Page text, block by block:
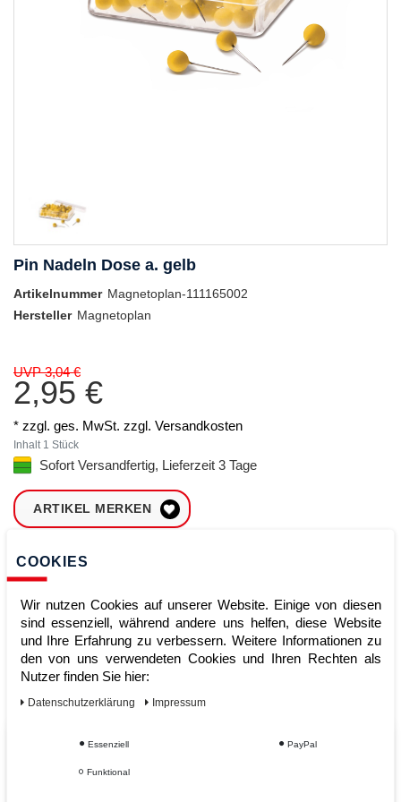
Pin Nadeln Dose a. gelb
Artikelnummer Magnetoplan-111165002
Hersteller Magnetoplan
UVP 3,04 €
2,95 €
* zzgl. ges. MwSt. zzgl. Versandkosten
Inhalt 1 Stück
Sofort Versandfertig, Lieferzeit 3 Tage
ARTIKEL MERKEN
ZUM WARENKORB
HINZUFÜGEN
Sofort lieferbar
Kauf auf Rechnung
Vom Profi für Profis - Ihre Vorteile
COOKIES
Wir nutzen Cookies auf unserer Website. Einige von diesen
sind essenziell, während andere uns helfen, diese Website
und Ihre Erfahrung zu verbessern. Weitere Informationen zu
den von uns verwendeten Cookies und Ihren Rechten als
Nutzer finden Sie hier:
Daten­schutz­erklärung Impressum
Essenziell PayPal
Funktional